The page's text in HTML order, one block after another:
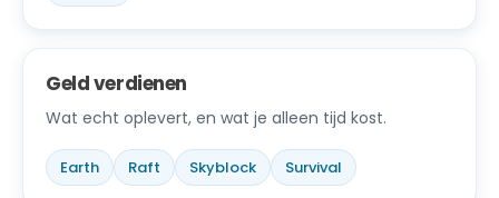
Geld verdienen
Wat echt oplevert, en wat je alleen tijd kost.
Earth Raft Skyblock Survival